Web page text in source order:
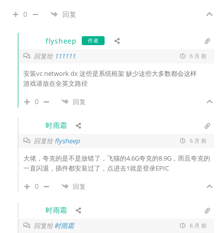
0 回复
flysheep 作者
回复给 111111 6 月 前
安装vc network dx 这些是系统框架 缺少这些大多数都会这样
游戏请放在全英文路径
0 回复
时雨霜
回复给flysheep 6 月 前
大佬，夸克的是不是放错了，飞猫的4.6G夸克的8.9G，而且夸克的
一直闪退，插件都安装过了，点进去1就是登录EPIC
0 回复
时雨霜
回复给时雨霜 6 月 前